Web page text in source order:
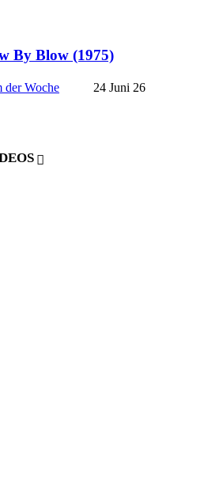
By Blow (1975)
der Woche 24 Juni 26